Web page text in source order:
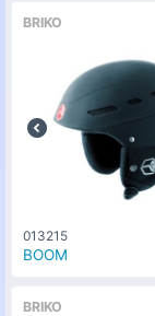
BRIKO
013215
BOOM
BRIKO